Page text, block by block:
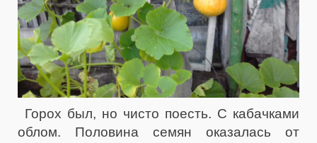
Горох был, но чисто поесть. С кабачками
облом. Половина семян оказалась от